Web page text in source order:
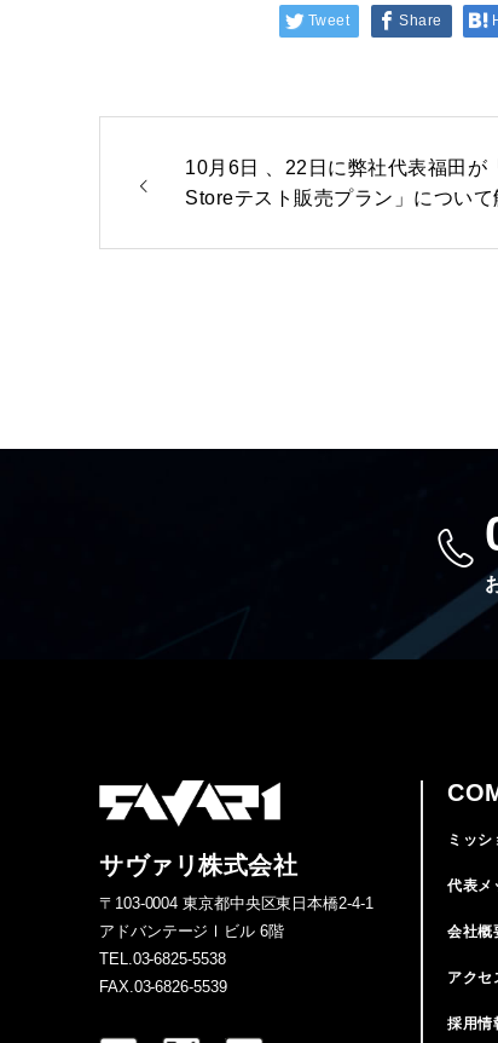
Tweet Share
10月6日 、22日に弊社代表福田が
Storeテスト販売プラン」について
サヴァリ株式会社
〒103-0004 東京都中央区東日本橋2-4-1
アドバンテージⅠビル 6階
TEL.03-6825-5538
FAX.03-6826-5539
ミッ
代表メ
会社概
アクセ
採用情